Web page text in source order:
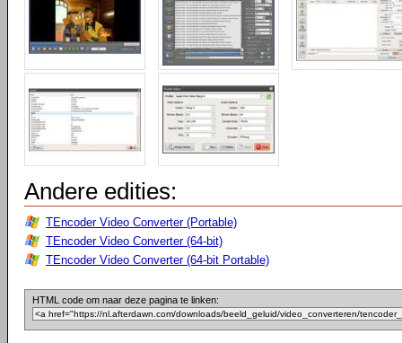
Andere edities:
TEncoder Video Converter (Portable)
TEncoder Video Converter (64-bit)
TEncoder Video Converter (64-bit Portable)
HTML code om naar deze pagina te linken: